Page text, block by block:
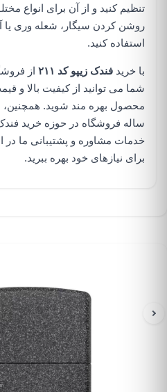
تنظیم کنید و از آن برای انواع
روشن کردن سیگار، شعله وری
استفاده کنید.
با خرید فندک زیپو کد ۲۱۱ از
شما می توانید از کیفیت بالا و
ساله فروشگاه در حوزه خرید
خدمات مشاوره و پشتیبانی ما در
برای نیازهای خود بهره ببرید.